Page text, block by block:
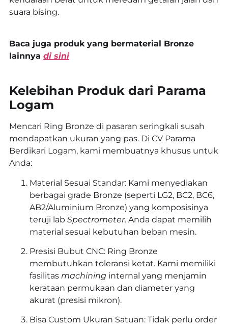
suara bising.
Baca juga produk yang bermaterial Bronze
lainnya di sini
Kelebihan Produk dari Parama
Logam
Mencari Ring Bronze di pasaran seringkali susah
mendapatkan ukuran yang pas. Di CV Parama
Berdikari Logam, kami membuatnya khusus untuk
Anda:
Material Sesuai Standar: Kami menyediakan
berbagai grade Bronze (seperti LG2, BC2, BC6,
AB2/Aluminium Bronze) yang komposisinya
teruji lab Spectrometer. Anda dapat memilih
material sesuai kebutuhan beban mesin.
Presisi Bubut CNC: Ring Bronze
membutuhkan toleransi ketat. Kami memiliki
fasilitas machining internal yang menjamin
kerataan permukaan dan diameter yang
akurat (presisi mikron).
Bisa Custom Ukuran Satuan: Tidak perlu order